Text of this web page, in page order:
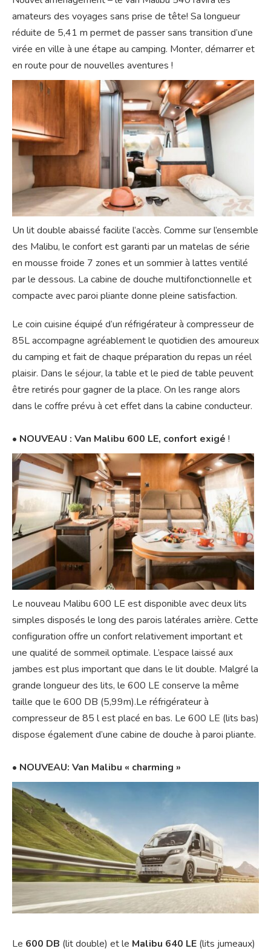
amateurs des voyages sans prise de tête! Sa longueur
réduite de 5,41 m permet de passer sans transition d’une
virée en ville à une étape au camping. Monter, démarrer et
en route pour de nouvelles aventures !
Un lit double abaissé facilite l’accès. Comme sur l’ensemble
des Malibu, le confort est garanti par un matelas de série
en mousse froide 7 zones et un sommier à lattes ventilé
par le dessous. La cabine de douche multifonctionnelle et
compacte avec paroi pliante donne pleine satisfaction.
Le coin cuisine équipé d’un réfrigérateur à compresseur de
85L accompagne agréablement le quotidien des amoureux
du camping et fait de chaque préparation du repas un réel
plaisir. Dans le séjour, la table et le pied de table peuvent
être retirés pour gagner de la place. On les range alors
dans le coffre prévu à cet effet dans la cabine conducteur.
• NOUVEAU : Van Malibu 600 LE, confort exigé !
Le nouveau Malibu 600 LE est disponible avec deux lits
simples disposés le long des parois latérales arrière. Cette
configuration offre un confort relativement important et
une qualité de sommeil optimale. L’espace laissé aux
jambes est plus important que dans le lit double. Malgré la
grande longueur des lits, le 600 LE conserve la même
taille que le 600 DB (5,99m).Le réfrigérateur à
compresseur de 85 l est placé en bas. Le 600 LE (lits bas)
dispose également d’une cabine de douche à paroi pliante.
• NOUVEAU: Van Malibu « charming »
Le 600 DB (lit double) et le Malibu 640 LE (lits jumeaux)